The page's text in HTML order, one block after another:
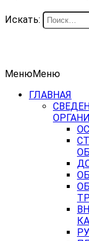
Искать:
МенюМеню
ГЛАВНАЯ